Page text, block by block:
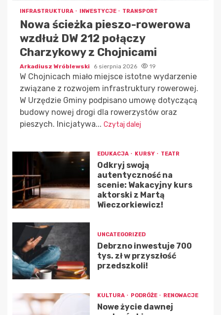
INFRASTRUKTURA INWESTYCJE TRANSPORT
Nowa ścieżka pieszo-rowerowa
wzdłuż DW 212 połączy
Charzykowy z Chojnicami
Arkadiusz Wróblewski 6 sierpnia 2026 19
W Chojnicach miało miejsce istotne wydarzenie
związane z rozwojem infrastruktury rowerowej.
W Urzędzie Gminy podpisano umowę dotyczącą
budowy nowej drogi dla rowerzystów oraz
pieszych. Inicjatywa... Czytaj dalej
EDUKACJA KURSY TEATR
Odkryj swoją
autentyczność na
scenie: Wakacyjny kurs
aktorski z Martą
Wieczorkiewicz!
UNCATEGORIZED
Debrzno inwestuje 700
tys. zł w przyszłość
przedszkoli!
KULTURA PODRÓŻE RENOWACJE
Nowe życie dawnej